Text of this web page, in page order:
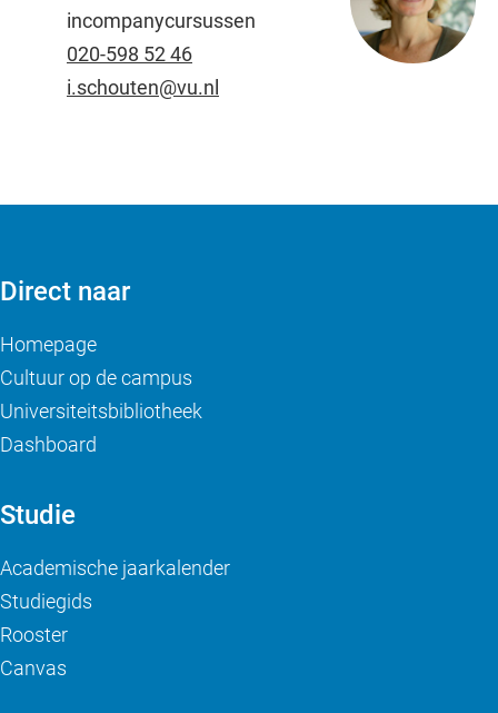
incompanycursussen
020-598 52 46
i.schouten@vu.nl
Direct naar
Homepage
Cultuur op de campus
Universiteitsbibliotheek
Dashboard
Studie
Academische jaarkalender
Studiegids
Rooster
Canvas